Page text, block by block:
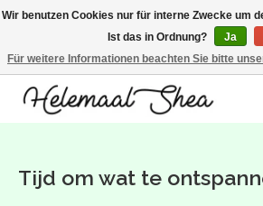
SUMMER BREAK! Wij zijn gesloten van 27 juli t/m
wel mogelijk. Alle bestellingen worden vanaf 17
genomen.
Tijd om wat te
Wir benutzen Cookies nur für interne Zwecke um
Ist das in Ordnung?
Ja
Für weitere Informationen beachten Sie bitte